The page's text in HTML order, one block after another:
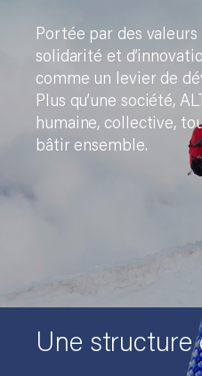
Portée par des valeurs
solidarité et
comme un levier de
Plus qu’une société,
humaine, collective,
bâtir ensemble.
Une structure